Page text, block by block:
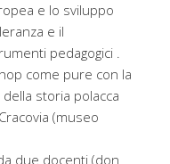
e lo sviluppo
e il
pedagogici .
come pure con la
storia polacca
(museo
due docenti (don